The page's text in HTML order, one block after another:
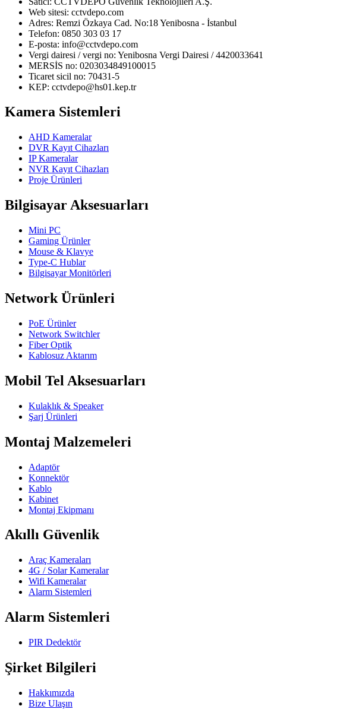
Web sitesi: cctvdepo.com
Adres: Remzi Özkaya Cad. No:18 Yenibosna - İstanbul
Telefon: 0850 303 03 17
E-posta: info@cctvdepo.com
Vergi dairesi / vergi no: Yenibosna Vergi Dairesi / 4420033641
MERSİS no: 0203034849100015
Ticaret sicil no: 70431-5
KEP: cctvdepo@hs01.kep.tr
Kamera Sistemleri
AHD Kameralar
DVR Kayıt Cihazları
IP Kameralar
NVR Kayıt Cihazları
Proje Ürünleri
Bilgisayar Aksesuarları
Mini PC
Gaming Ürünler
Mouse & Klavye
Type-C Hublar
Bilgisayar Monitörleri
Network Ürünleri
PoE Ürünler
Network Switchler
Fiber Optik
Kablosuz Aktarım
Mobil Tel Aksesuarları
Kulaklık & Speaker
Şarj Ürünleri
Montaj Malzemeleri
Adaptör
Konnektör
Kablo
Kabinet
Montaj Ekipmanı
Akıllı Güvenlik
Araç Kameraları
4G / Solar Kameralar
Wifi Kameralar
Alarm Sistemleri
Alarm Sistemleri
PIR Dedektör
Şirket Bilgileri
Hakkımızda
Bize Ulaşın